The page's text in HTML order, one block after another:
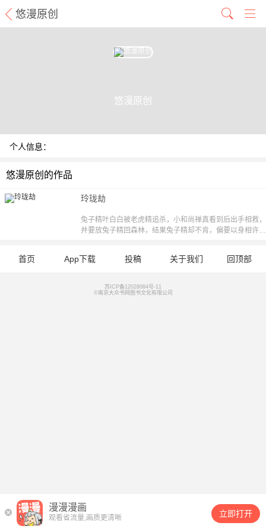
悠漫原创
悠漫原创
个人信息：
悠漫原创的作品
玲珑劫
兔子精叶白白被老虎精追杀，小和尚禅真看到后出手相救，
并要放兔子精回森林，结果兔子精却不肯，偏要以身相许！
更新。责编：吖西】
首页 App下载 投稿 关于我们 回顶部
苏ICP备12028084号-11
©南京大众书网图书文化有限公司
漫漫漫画
观看省流量,画质更清晰 立即打开